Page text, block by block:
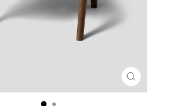
LUKK
MODAL